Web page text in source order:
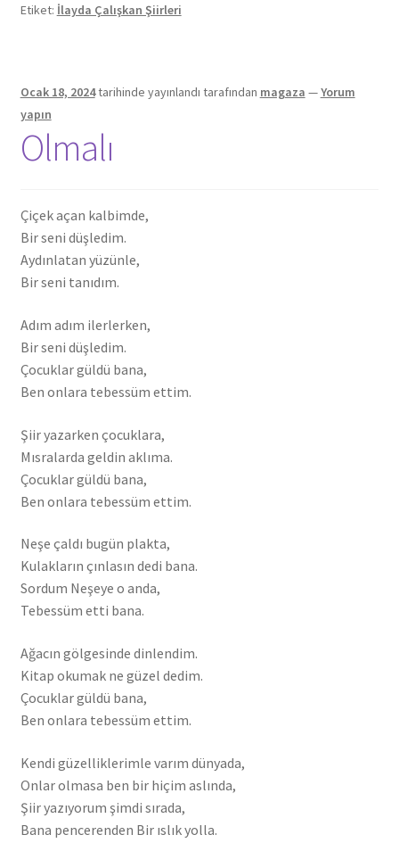
Etiket: İlayda Çalışkan Şiirleri
Ocak 18, 2024tarihinde yayınlandı tarafından magaza —Yorum
yapın
Olmalı
Çiçek açan kalbimde,
Bir seni düşledim.
Aydınlatan yüzünle,
Bir seni tanıdım.
Adım adım ilerlerken,
Bir seni düşledim.
Çocuklar güldü bana,
Ben onlara tebessüm ettim.
Şiir yazarken çocuklara,
Mısralarda geldin aklıma.
Çocuklar güldü bana,
Ben onlara tebessüm ettim.
Neşe çaldı bugün plakta,
Kulakların çınlasın dedi bana.
Sordum Neşeye o anda,
Tebessüm etti bana.
Ağacın gölgesinde dinlendim.
Kitap okumak ne güzel dedim.
Çocuklar güldü bana,
Ben onlara tebessüm ettim.
Kendi güzelliklerimle varım dünyada,
Onlar olmasa ben bir hiçim aslında,
Şiir yazıyorum şimdi sırada,
Bana pencerenden Bir ıslık yolla.